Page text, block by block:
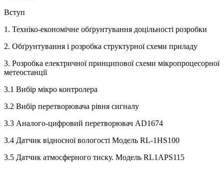
Вступ
1. Техніко-економічне обґрунтування доцільності розробки
2. Обґрунтування і розробка структурної схеми приладу
3. Розробка електричної принципової схеми мікропроцесорної
метеостанції
3.1 Вибір мікро контролера
3.2 Вибір перетворювача рівня сигналу
3.3 Аналого-цифровий перетворювач АD1674
3.4 Датчик відносної вологості Модель RL-1HS100
3.5 Датчик атмосферного тиску. Модель RL1APS115